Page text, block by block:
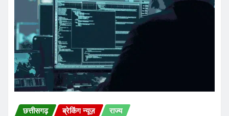
छत्तीसगढ़ ब्रेकिंग न्यूज़ राज्य